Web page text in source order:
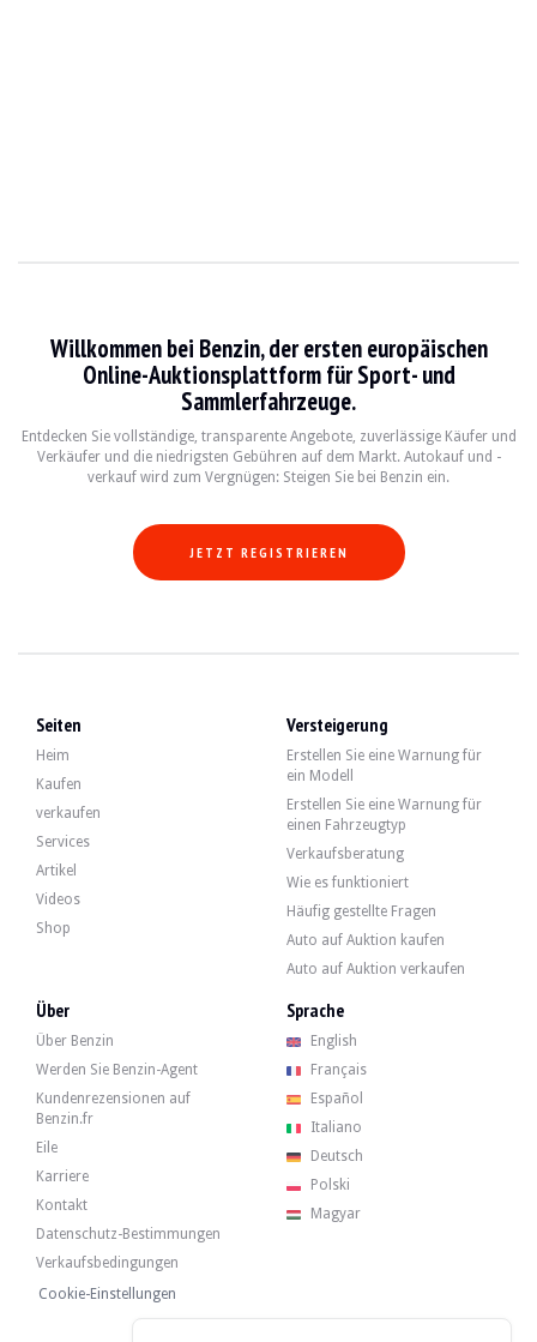
La Mazda 323 est une voiture compacte emblématique, produite entre 1977
Fiche technique
Années de production Moteur Puissance
Mazda 323 — Verkauft
Mazda 323 GTR - 1992
Willkommen bei Benzin, der ersten europäischen
Online-Auktionsplattform für Sport- und
Sammlerfahrzeuge.
Entdecken Sie vollständige, transparente Angebote, zuverlässige Käufer und
Verkäufer und die niedrigsten Gebühren auf dem Markt. Autokauf und -
verkauf wird zum Vergnügen: Steigen Sie bei Benzin ein.
JETZT REGISTRIEREN
Seiten
Heim
Kaufen
verkaufen
Services
Artikel
Videos
Shop
Versteigerung
Erstellen Sie eine Warnung für
ein Modell
Erstellen Sie eine Warnung für
einen Fahrzeugtyp
Verkaufsberatung
Wie es funktioniert
Häufig gestellte Fragen
Auto auf Auktion kaufen
Auto auf Auktion verkaufen
Über
Über Benzin
Werden Sie Benzin-Agent
Kundenrezensionen auf
Benzin.fr
Eile
Karriere
Kontakt
Datenschutz-Bestimmungen
Verkaufsbedingungen
Cookie-Einstellungen
Sprache
English
Français
Español
Italiano
Deutsch
Polski
Magyar